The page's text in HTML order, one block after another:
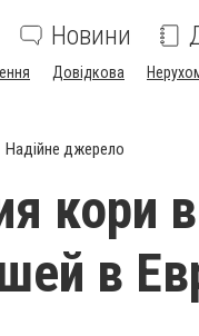
Новини
Довідкова
Надійне джерело
кори
в